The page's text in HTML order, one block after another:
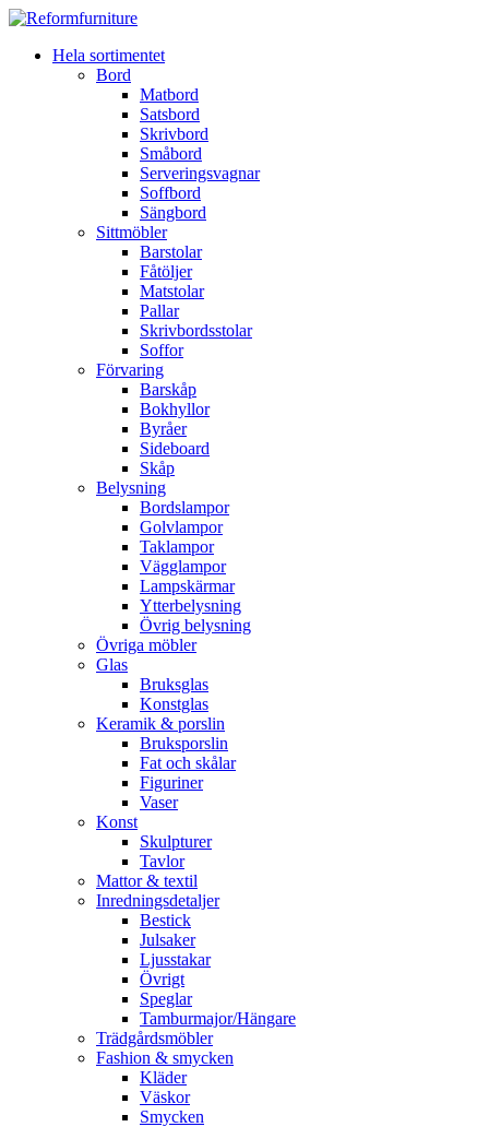
Hela sortimentet
Bord
Matbord
Satsbord
Skrivbord
Småbord
Serveringsvagnar
Soffbord
Sängbord
Sittmöbler
Barstolar
Fåtöljer
Matstolar
Pallar
Skrivbordsstolar
Soffor
Förvaring
Barskåp
Bokhyllor
Byråer
Sideboard
Skåp
Belysning
Bordslampor
Golvlampor
Taklampor
Vägglampor
Lampskärmar
Ytterbelysning
Övrig belysning
Övriga möbler
Glas
Bruksglas
Konstglas
Keramik & porslin
Bruksporslin
Fat och skålar
Figuriner
Vaser
Konst
Skulpturer
Tavlor
Mattor & textil
Inredningsdetaljer
Bestick
Julsaker
Ljusstakar
Övrigt
Speglar
Tamburmajor/Hängare
Trädgårdsmöbler
Fashion & smycken
Kläder
Väskor
Smycken